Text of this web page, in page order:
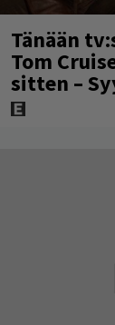
Tänään
Tom
sitten –